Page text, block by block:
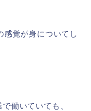
感覚が身についてし
働いていても、